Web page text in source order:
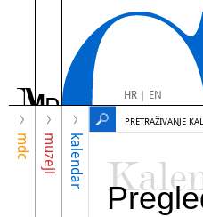
HR| EN
mdc muzeji kalendar
PRETRAŽIVANJE